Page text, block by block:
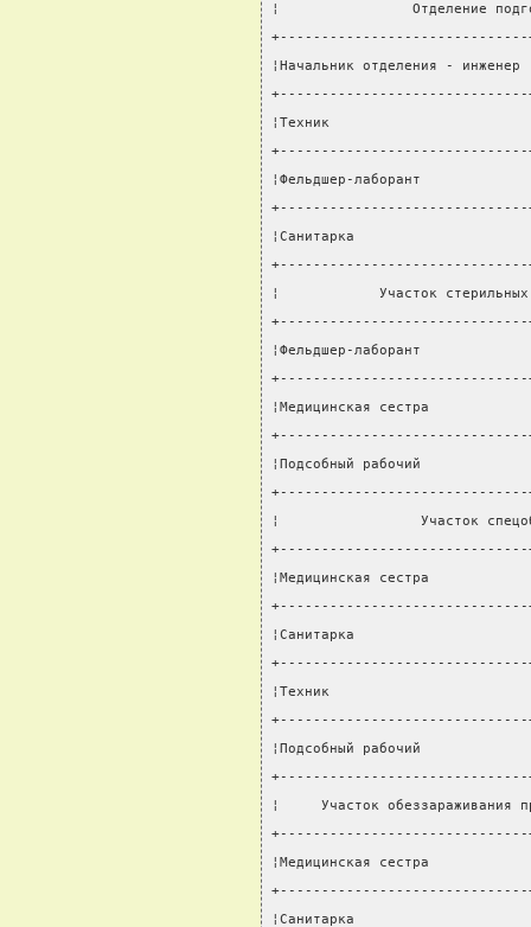
¦                Отделение
+------------------------------
¦Начальник отделения -
+------------------------------
¦Техник
+------------------------------
¦Фельдшер-лаборант
+------------------------------
¦Санитарка
+------------------------------
¦            Участок
+------------------------------
¦Фельдшер-лаборант
+------------------------------
¦Медицинская сестра
+------------------------------
¦Подсобный рабочий
+------------------------------
¦                 Участок
+------------------------------
¦Медицинская сестра
+------------------------------
¦Санитарка
+------------------------------
¦Техник
+------------------------------
¦Подсобный рабочий
+------------------------------
¦     Участок обеззараживания
+------------------------------
¦Медицинская сестра
+------------------------------
¦Санитарка